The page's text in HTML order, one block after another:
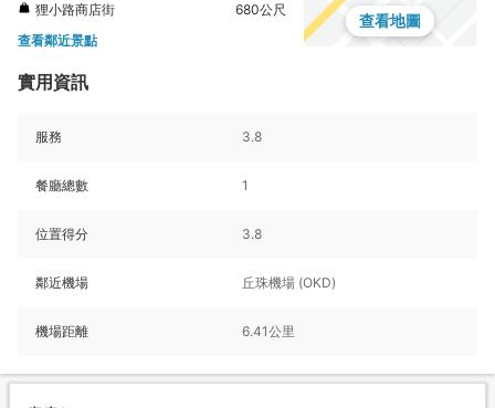
狸小路商店街
680公尺
查看鄰近景點
查看地圖
實用資訊
服務 3.8
餐廳總數 1
位置得分 3.8
鄰近機場 丘珠機場 (OKD)
機場距離 6.41公里